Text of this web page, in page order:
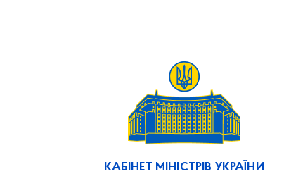
КАБІНЕТ МІНІСТРІВ УКРАЇНИ